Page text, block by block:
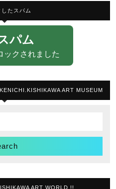
したスパム
パム
クされました
ART MUSEUM
ART WORLD !!